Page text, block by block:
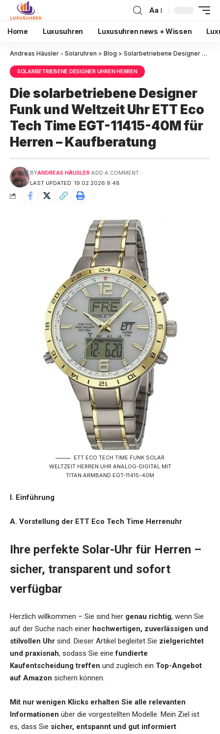
Aa
Home Luxusuhren Luxusuhren news + Wissen
Andreas Häusler - Solaruhren > Blog > Solarbetriebene Designer Uhren Herren
SOLARBETRIEBENE DESIGNER UHREN HERREN
Die solarbetriebene Designer
Funk und Weltzeit Uhr ETT Eco
Tech Time EGT-11415-40M für
Herren – Kaufberatung
LAST UPDATED: 19.02.2026 9:48
BYANDREAS HÄUSLER ADD A COMMENT
ETT ECO TECH TIME FUNK SOLAR
WELTZEIT HERREN UHR ANALOG-DIGITAL MIT
TITAN ARMBAND EGT-11415-40M
I. Einführung
A. Vorstellung der ETT Eco Tech Time Herrenuhr
Ihre perfekte Solar-Uhr für Herren –
sicher, transparent und sofort
verfügbar
Herzlich willkommen – Sie sind hier genau richtig, wenn Sie
auf der Suche nach einer hochwertigen, zuverlässigen und
stilvollen Uhr sind. Dieser Artikel begleitet Sie zielgerichtet
und praxisnah, sodass Sie einefundierte
Kaufentscheidung treffen und zugleich ein Top-Angebot
auf Amazon sichern können.
Mit nur wenigen Klicks erhalten Sie alle relevanten
Informationen über die vorgestellten Modelle. Mein Ziel ist
es, dass Sie sicher, entspannt und gut informiert